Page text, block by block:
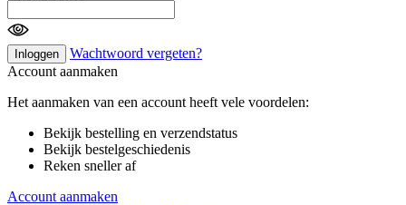
Inloggen
Wachtwoord vergeten?
Account aanmaken
Het aanmaken van een account heeft vele voordelen:
Bekijk bestelling en verzendstatus
Bekijk bestelgeschiedenis
Reken sneller af
Account aanmaken